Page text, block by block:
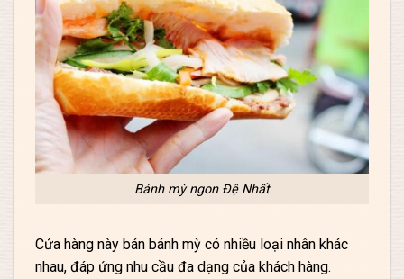
Bánh mỳ ngon Đệ Nhất
Cửa hàng này bán bánh mỳ có nhiều loại nhân khác
nhau, đáp ứng nhu cầu đa dạng của khách hàng.